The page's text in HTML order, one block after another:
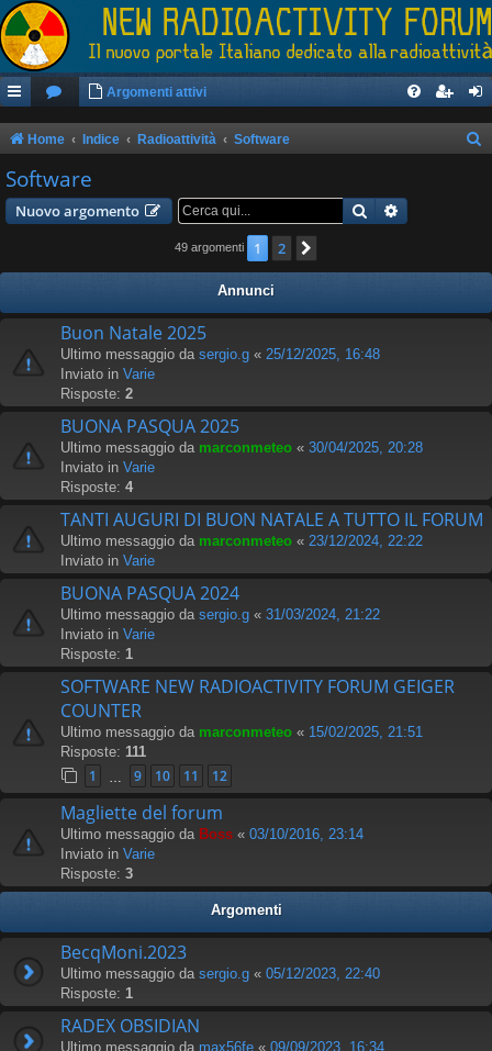
Argomenti attivi
Home Indice Radioattività Software
Software
Nuovo argomento Cerca
49 argomenti 1 2
Annunci
Buon Natale 2025
Ultimo messaggio da sergio.g « 25/12/2025, 16:48
Inviato in Varie
Risposte: 2
BUONA PASQUA 2025
Ultimo messaggio da marconmeteo « 30/04/2025, 20:28
Inviato in Varie
Risposte: 4
TANTI AUGURI DI BUON NATALE A TUTTO IL FORUM
Ultimo messaggio da marconmeteo « 23/12/2024, 22:22
Inviato in Varie
BUONA PASQUA 2024
Ultimo messaggio da sergio.g « 31/03/2024, 21:22
Inviato in Varie
Risposte: 1
SOFTWARE NEW RADIOACTIVITY FORUM GEIGER
COUNTER
Ultimo messaggio da marconmeteo « 15/02/2025, 21:51
Risposte: 111
1 9 10 11 12
Magliette del forum
Ultimo messaggio da Boss « 03/10/2016, 23:14
Inviato in Varie
Risposte: 3
Argomenti
BecqMoni.2023
Ultimo messaggio da sergio.g « 05/12/2023, 22:40
Risposte: 1
RADEX OBSIDIAN
Ultimo messaggio da max56fe « 09/09/2023, 16:34